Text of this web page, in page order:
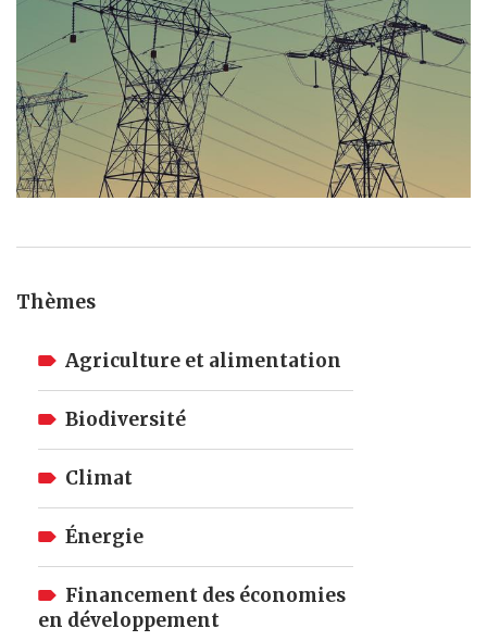
Thèmes
Agriculture et alimentation
Biodiversité
Climat
Énergie
Financement des économies
en développement